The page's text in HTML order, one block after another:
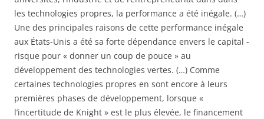
les technologies propres, la performance a été inégale. (…)
Une des principales raisons de cette performance inégale
aux États-Unis a été sa forte dépendance envers le capital -
risque pour « donner un coup de pouce » au
développement des technologies vertes. (…) Comme
certaines technologies propres en sont encore à leurs
premières phases de développement, lorsque «
l’incertitude de Knight » est le plus élevée, le financement